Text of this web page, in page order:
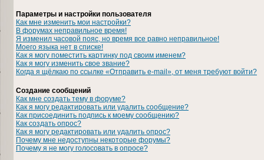
Параметры и настройки пользователя
Как мне изменить мои настройки?
В форумах неправильное время!
Я изменил часовой пояс, но время все равно неправильное!
Моего языка нет в списке!
Как я могу поместить картинку под своим именем?
Как я могу изменить свое звание?
Когда я щёлкаю по ссылке «Отправить e-mail», от меня требуют войти?
Создание сообщений
Как мне создать тему в форуме?
Как я могу редактировать или удалить сообщение?
Как присоединить подпись к моему сообщению?
Как создать опрос?
Как я могу редактировать или удалить опрос?
Почему мне недоступны некоторые форумы?
Почему я не могу голосовать в опросе?